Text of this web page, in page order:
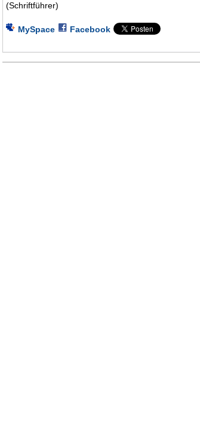
(Schriftführer)
MySpace Facebook